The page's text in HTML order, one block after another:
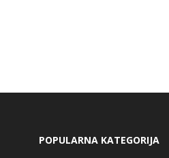
POPULARNA KATEGORIJA